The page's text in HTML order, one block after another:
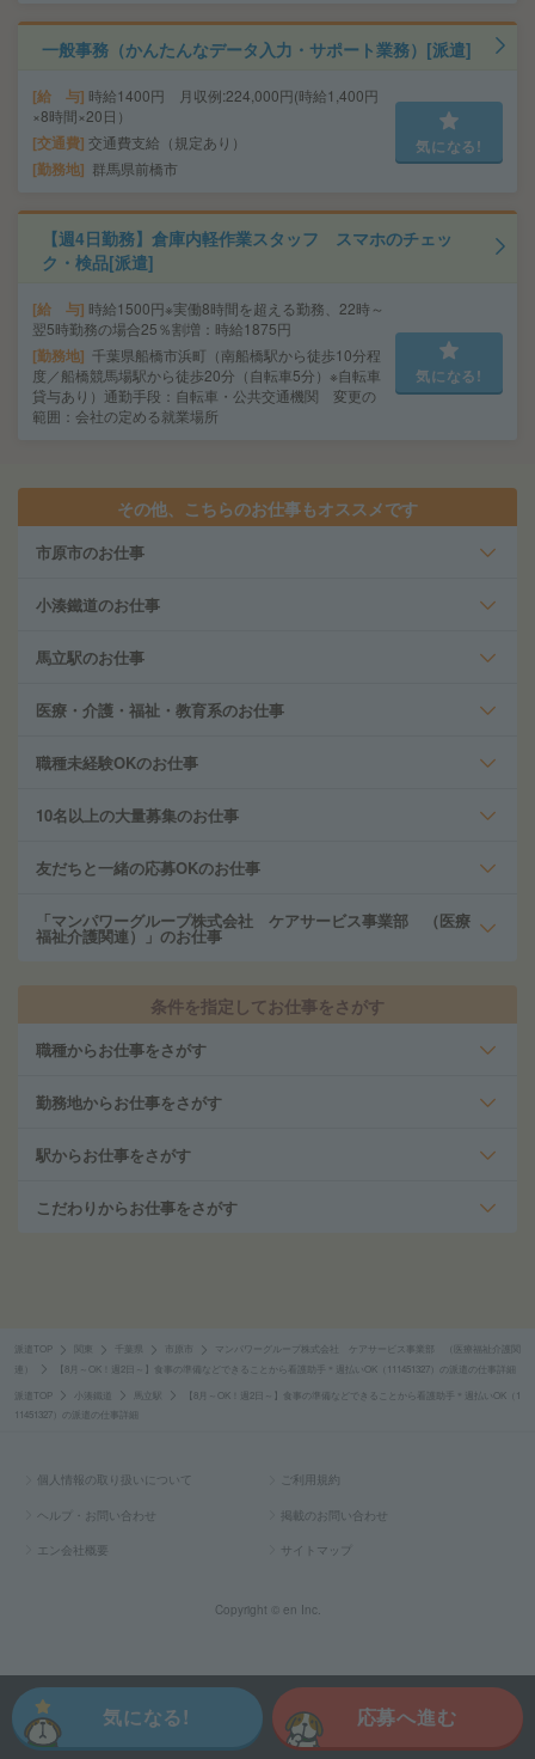
応募へ進む
気になる!
一般事務（かんたんなデータ入力・サポート業務）[派遣]
給 与 時給1400円 月収例:224,000円(時給1,400円
×8時間×20日）
交通費 交通費支給（規定あり）
勤務地 群馬県前橋市
気になる!
【週4日勤務】倉庫内軽作業スタッフ スマホのチェッ
ク・検品[派遣]
給 与 時給1500円※実働8時間を超える勤務、22時～
翌5時勤務の場合25％割増：時給1875円
勤務地 千葉県船橋市浜町（南船橋駅から徒歩10分程
度／船橋競馬場駅から徒歩20分（自転車5分）※自転車
貸与あり）通勤手段：自転車・公共交通機関 変更の
範囲：会社の定める就業場所
気になる!
その他、こちらのお仕事もオススメです
市原市のお仕事
小湊鐵道のお仕事
馬立駅のお仕事
医療・介護・福祉・教育系のお仕事
職種未経験OKのお仕事
10名以上の大量募集のお仕事
友だちと一緒の応募OKのお仕事
「マンパワーグループ株式会社 ケアサービス事業部 （医療
福祉介護関連）」のお仕事
条件を指定してお仕事をさがす
職種からお仕事をさがす
勤務地からお仕事をさがす
駅からお仕事をさがす
こだわりからお仕事をさがす
派遣TOP 千葉県
マンパワーグループ株式会社 ケアサービス事業部 （医療福祉介護関
連）
【8月～OK！週2日～】食事の準備などできることから看護助手＊週払いOK（111451327）の派遣の仕事詳細
派遣TOP 小湊鐵道 馬立駅
【8月～OK！週2日～】食事の準備などできることから看護助手＊週払いOK（1
11451327）の派遣の仕事詳細
個人情報の取り扱いについて ご利用規約
ヘルプ・お問い合わせ 掲載のお問い合わせ
エン会社概要 サイトマップ
Copyright © en Inc.